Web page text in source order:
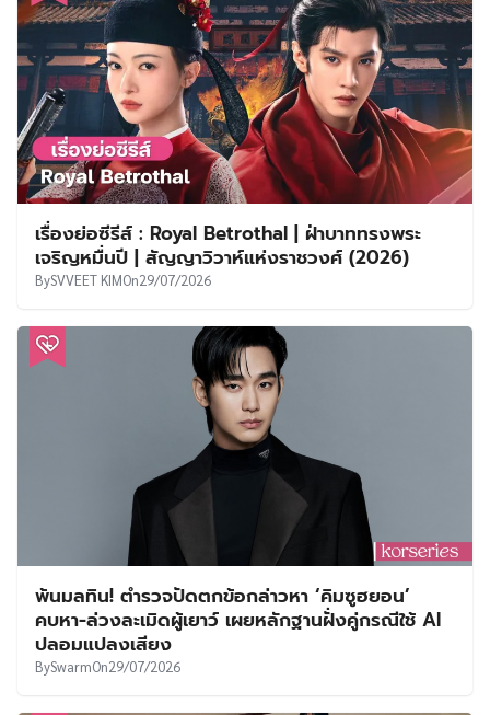
เรื่องย่อซีรีส์ : Royal Betrothal | ฝ่าบาททรงพระ
เจริญหมื่นปี | สัญญาวิวาห์แห่งราชวงศ์ (2026)
BySVVEET KIMOn29/07/2026
พ้นมลทิน! ตำรวจปัดตกข้อกล่าวหา ‘คิมซูฮยอน’
คบหา-ล่วงละเมิดผู้เยาว์ เผยหลักฐานฝั่งคู่กรณีใช้ AI
ปลอมแปลงเสียง
BySwarmOn29/07/2026